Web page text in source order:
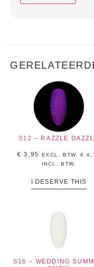
S12 – RAZZLE
€ 3,95 EXCL. BTW.€
INCL, BTW.
I DESERVE THIS
S16 – WEDDING